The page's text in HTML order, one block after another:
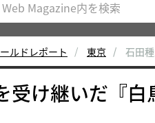
ルドレポート 東京 石田
受け継いだ『